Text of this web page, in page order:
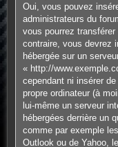
Oui, vous pouvez
administrateurs du
vous pourrez
contraire, vous devrez
hébergée sur un
« http://
cependant ni insérer
propre ordinateur (à
lui-même un serveur
hébergées derrière un
comme par exemple
Outlook ou de Yahoo,